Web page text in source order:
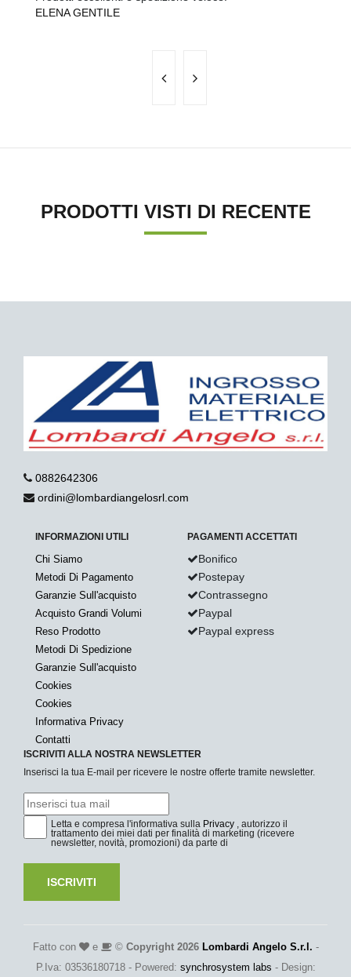
ELENA GENTILE
PRODOTTI VISTI DI RECENTE
0882642306
ordini@lombardiangelosrl.com
INFORMAZIONI UTILI
Chi Siamo
Metodi Di Pagamento
Garanzie Sull'acquisto
Acquisto Grandi Volumi
Reso Prodotto
Metodi Di Spedizione
Garanzie Sull'acquisto
Cookies
Cookies
Informativa Privacy
Contatti
PAGAMENTI ACCETTATI
Bonifico
Postepay
Contrassegno
Paypal
Paypal express
ISCRIVITI ALLA NOSTRA NEWSLETTER
Inserisci la tua E-mail per ricevere le nostre offerte tramite newsletter.
Letta e compresa l'informativa sulla Privacy , autorizzo il
trattamento dei miei dati per finalità di marketing (ricevere
newsletter, novità, promozioni) da parte di
ISCRIVITI
Fatto con e © Copyright 2026 Lombardi Angelo S.r.l. -
P.Iva: 03536180718 - Powered: synchrosystem labs - Design: